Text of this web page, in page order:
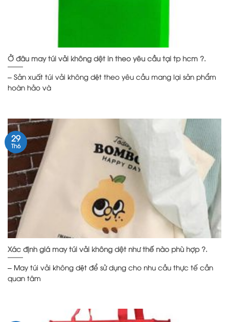
Ở đâu may túi vải không dệt in theo yêu cầu tại tp hcm ?.
– Sản xuất túi vải không dệt theo yêu cầu mang lại sản phẩm
hoàn hảo và
Xác định giá may túi vải không dệt như thế nào phù hợp ?.
– May túi vải không dệt để sử dụng cho nhu cầu thực tế cần
quan tâm
29
Th6